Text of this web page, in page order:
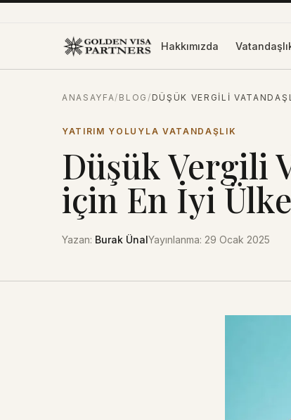
Hakkımızda
ANASAYFA/ BLOG / DÜŞÜK VERGILI
YATIRIM YOLUYLA VATANDAŞLIK
Düşük Vergili
için En İyi
Yazan: Burak ÜnalYayınlanma: 29 Ocak 2025